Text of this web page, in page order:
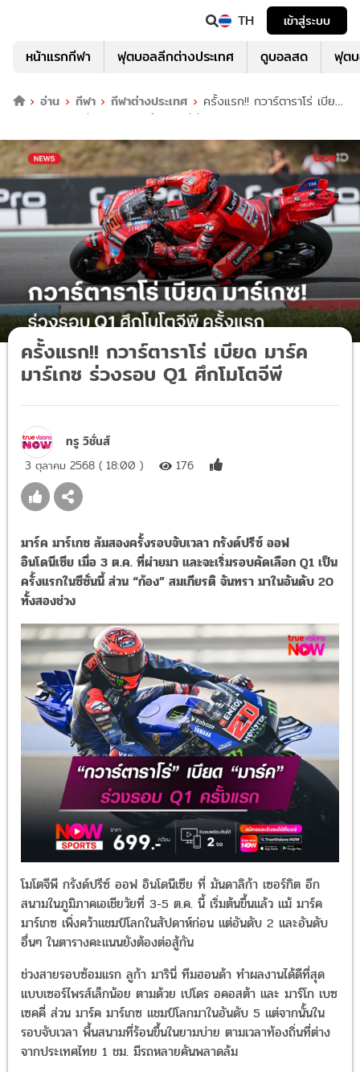
TH เข้าสู่ระบบ
หน้าแรกกีฬา ฟุตบอลลีกต่างประเทศ ดูบอลสด ฟุต
อ่าน กีฬา กีฬาต่างประเทศ
ครั้งแรก!! กวาร์ตาราโร่ เบียด
มาร์ค มาร์เกซ ร่วงรอบ Q1 ศึกโมโตจีพี
ครั้งแรก!! กวาร์ตาราโร่ เบียด มาร์ค
มาร์เกซ ร่วงรอบ Q1 ศึกโมโตจีพี
ทรู วิชั่นส์
3 ตุลาคม 2568 ( 18:00 ) 176
มาร์ค มาร์เกซ ล้มสองครั้งรอบจับเวลา กรังด์ปรีซ์ ออฟ
อินโดนีเซีย เมื่อ 3 ต.ค. ที่ผ่ายมา และจะเริ่มรอบคัดเลือก Q1 เป็น
ครั้งแรกในซีซั่นนี้ ส่วน “ก้อง” สมเกียรติ จันทรา มาในอันดับ 20
ทั้งสองช่วง
โมโตจีพี กรังด์ปรีซ์ ออฟ อินโดนีเซีย ที่ มันดาลิก้า เซอร์กิต อีก
สนามในภูมิภาคเอเชียวัยที่ 3-5 ต.ค. นี้ เริ่มต้นขึ้นแล้ว แม้ มาร์ค
มาร์เกซ เพิ่งคว้าแชมป์โลกในสัปดาห์ก่อน แต่อันดับ 2 และอันดับ
อื่นๆ ในตารางคะแนนยังต้องต่อสู้กัน
ช่วงสายรอบซ้อมแรก ลูก้า มารินี่ ทีมฮอนด้า ทำผลงานได้ดีที่สุด
แบบเซอร์ไพรส์เล็กน้อย ตามด้วย เปโดร อคอสต้า และ มาร์โก เบซ
เซคคี่ ส่วน มาร์ค มาร์เกซ แชมป์โลกมาในอันดับ 5 แต่จากนั้นใน
รอบจับเวลา พื้นสนามที่ร้อนขึ้นในยามบ่าย ตามเวลาท้องถิ่นที่ต่าง
จากประเทศไทย 1 ชม. มีรถหลายคันพลาดล้ม